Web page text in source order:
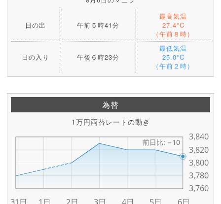
日の出 午前５時41分
最高気温
27.4°C
（午前８時）
日の入り 午後６時23分
最低気温
25.0°C
（午前２時）
為替
1万円両替レートの動き